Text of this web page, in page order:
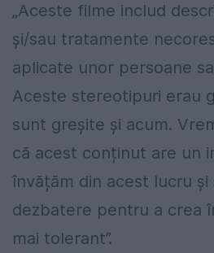
„Aceste filme includ
și/sau tratamente
aplicate unor persoane
Aceste stereotipuri erau
sunt greșite și acum.
că acest conținut are un
învățăm din acest lucru și
dezbatere pentru a crea
mai tolerant”.